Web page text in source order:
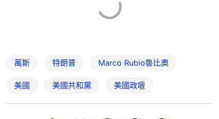
萬斯 特朗普 Marco Rubio魯比奧
美國 美國共和黨 美國政壇